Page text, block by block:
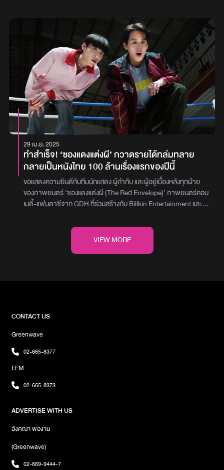
the Box by GDH และมีกำหนดเข้าฉายทั่วประเทศในวันที่ 28 สิงหาคม
2568ผีใช้ได้ค่ะ ถ่ายทอดเรื่องราวของ มาร์ช (รับบทโดย โมสต์–วิศรุต
หิมรัตน์) ชายหนุ่มผู้จมอยู่กับความเศร้าหลังการจากไปของภรรยา แนท
(รับบทโดย ใหม่–ดาวิกา โฮร์เน่) ทว่าทุกอย่างกลับพลิกผันเมื่อแนทกลับ
มาหาเขาอีกครั้งในร่าง ‘ผี’ ที่สิงอยู่ในเครื่องดูดฝุ่นแม้ความรักจะหวนคืน
แต่เส้นทางของทั้งคู่กลับเต็มไปด้วยแรงต้านจากครอบครัว ที่ไม่อาจ
ยอมรับความสัมพันธ์ระหว่างคนกับผี แนทจึงตัดสินใจพิสูจน์ตัวเอง
ด้วยการอาสาปราบผีร้ายที่คุกคามโรงงานของครอบครัว เพื่อพิสูจน์ว่า
เธอไม่ใช่แค่ผี แต่คือ ‘ผีใช้ได้ค่ะ’ ที่จะไม่เป็นภาระ แต่เป็นประโยชน์อย่าง
แท้จริงเรื่องราวความรักเหนือความตายที่ทั้งแปลกใหม่และซาบซึ้งนี้
กำลังจะกลายเป็นอีกหนึ่งปรากฏการณ์บนจอภาพยนตร์ไทย 28
สิงหาคมนี้ ในโรงภาพยนตร์ภาพ : 185 Films
29 เม.ย. 2025
ทำสำเร็จ! ‘ซองแดงแต่งผี’ กวาดรายได้ทล่มทลาย
กลายเป็นหนังไทย 100 ล้านเรื่องแรกของปีนี้
ขอแสดงความยินดีกับทีมนักแสดง ผู้กำกับ และผู้อยู่เบื้องหลังทุกฝ่าย
ของภาพยนตร์ ‘ซองแดงแต่งผี (The Red Envelope)’ ภาพยนตร์คอม
เมดี้-แฟนตาซีจาก GDH ที่ร่วมสร้างกับ Billkin Entertainment และ
ภาพยนตร์เรื่องนี้ก็เดินหน้าสร้างความสุขให้ผู้ชมทั่วประเทศ จนล่าสุด
กวาดรายได้ทะลุ 100 ล้านบาทอย่างเป็นทางการ กลายเป็นหนังไทย
เรื่องแรกของปี 2568 ที่ทำรายได้แตะหลักร้อยล้าน‘ซองแดงแต่งผี’ ไม่
แสดงนำขึ้นแท่น ‘นักแสดงร้อยล้าน’ ไปพร้อมกัน ภายใต้การกำกับของ
ถ่ายทอดเรื่องราวของอดีตโจรที่กลับใจมาเป็นสายตำรวจ แต่โชคร้าย
พร้อมพาผู้ชมออกเดินทางในภารกิจทั้งฮาและซาบซึ้ง เพื่อไขปริศนา
เบื้องหลังการตาย และส่งมิตรต่างภพไปสู่สุขคติและในขณะที่ผู้ชมชาว
ให้การต้อนรับอย่างอบอุ่นและชื่นชมในเสน่ห์ของหนังไทยที่มีสไตล์เฉพาะ
ตัวอย่างแท้จริงภาพ : GDH
VIEW MORE
CONTACT US
Greenwave
02-665-8377
EFM
02-665-8373
ADVERTISE WITH US
อังคณา พองาม
(Greenwave)
02-669-9444-7